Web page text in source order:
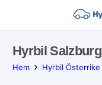
Hyrbil Salzburg
Hem Hyrbil Österrike